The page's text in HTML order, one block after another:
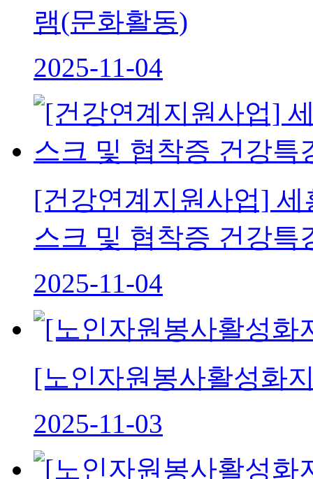
램(문화활동)
2025-11-04
[건강연계지원사업] 세
스크 및 협착증 건강특
2025-11-04
[노인자원봉사활성화
2025-11-03